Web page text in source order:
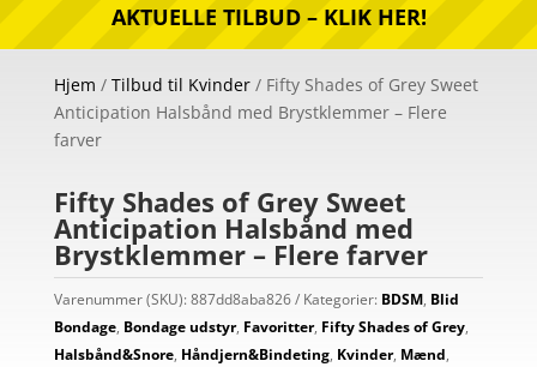
AKTUELLE TILBUD – KLIK HER!
Hjem / Tilbud til Kvinder/ Fifty Shades of Grey Sweet
Anticipation Halsbånd med Brystklemmer – Flere
farver
Fifty Shades of Grey Sweet
Anticipation Halsbånd med
Brystklemmer – Flere farver
Varenummer (SKU): 887dd8aba826 Kategorier: BDSM, Blid
Bondage, Bondage udstyr, Favoritter, Fifty Shades of Grey,
Halsbånd&Snore, Håndjern&Bindeting, Kvinder, Mænd,